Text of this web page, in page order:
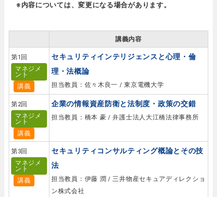
※内容については、変更になる場合があります。
講義内容
第1回
マネジメ
ント
講義
セキュリティインテリジェンスと心理・倫
理・法概論
担当教員：佐々木良一 / 東京電機大学
第2回
マネジメ
ント
講義
企業の情報資産防衛と法制度・政策の交錯
担当教員：橋本 豪 / 弁護士法人大江橋法律事務所
第3回
マネジメ
ント
講義
セキュリティコンサルティング概論とその技
法
担当教員：伊藤 潤 / 三井物産セキュアディレクショ
ン株式会社